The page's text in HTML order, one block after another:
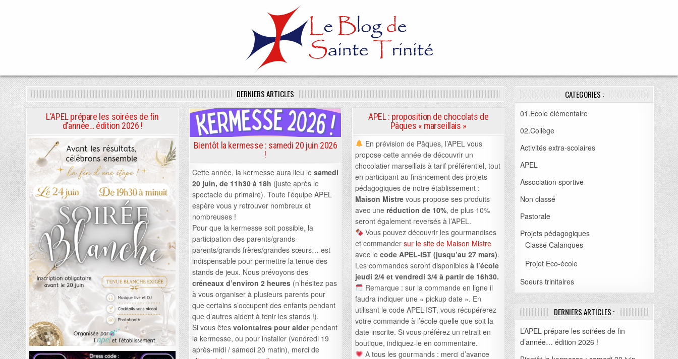
DERNIERS ARTICLES
L’APEL prépare les soirées de fin
d’année… édition 2026 !
Posted
in
Bientôt la kermesse : samedi 20 juin 2026
!
Cette année, la kermesse aura lieu lesamedi
20 juin, de 11h30 à 18h (juste après le
spectacle du primaire). Toute l’équipe APEL
espère vous y retrouver nombreux et
nombreuses !
Pour que la kermesse soit possible, la
participation des parents/grands-
parents/grands frères/grandes sœurs… est
indispensable pour permettre la tenue des
stands de jeux. Nous prévoyons des
créneaux d’environ 2 heures (n’hésitez pas
à vous organiser à plusieurs parents pour
que certains s’occupent des enfants pendant
que d’autres aident à tenir les stands !).
Si vous êtesvolontaires pour aiderpendant
la kermesse, ou pour installer (vendredi 19
après-midi / samedi 20 matin), merci de
APEL : proposition de chocolats de
Pâques « marseillais »
En prévision de Pâques, l’APEL vous
propose cette année de découvrir un
chocolatier marseillais à tarif préférentiel, tout
en participant au financement des projets
pédagogiques de notre établissement :
Maison Mistre vous propose ses produits
avec une réduction de 10%, de plus 10%
seront également reversés à l’APEL.
Vous pouvez découvrir les gourmandises
et commandersur le site de Maison Mistre
avec lecode APEL-IST (jusqu’au 27 mars).
Les commandes seront disponiblesà l’école
jeudi 2/4 et vendredi 3/4 à partir de 16h30.
Remarque : sur la commande en ligne il
faudra indiquer une « pickup date ». En
utilisant le code APEL-IST, vous récupérerez
votre commande à l’école quelle que soit la
date inscrite. Si vous préférez un retrait en
boutique, indiquez-le en commentaire.
A tous les gourmands : merci d’avance
CATÉGORIES :
01.Ecole élémentaire
02.Collège
Activités extra-scolaires
APEL
Association sportive
Non classé
Pastorale
Projets pédagogiques
Classe Calanques
Projet Eco-école
Soeurs trinitaires
DERNIERS ARTICLES :
L’APEL prépare les soirées de fin
d’année… édition 2026 !